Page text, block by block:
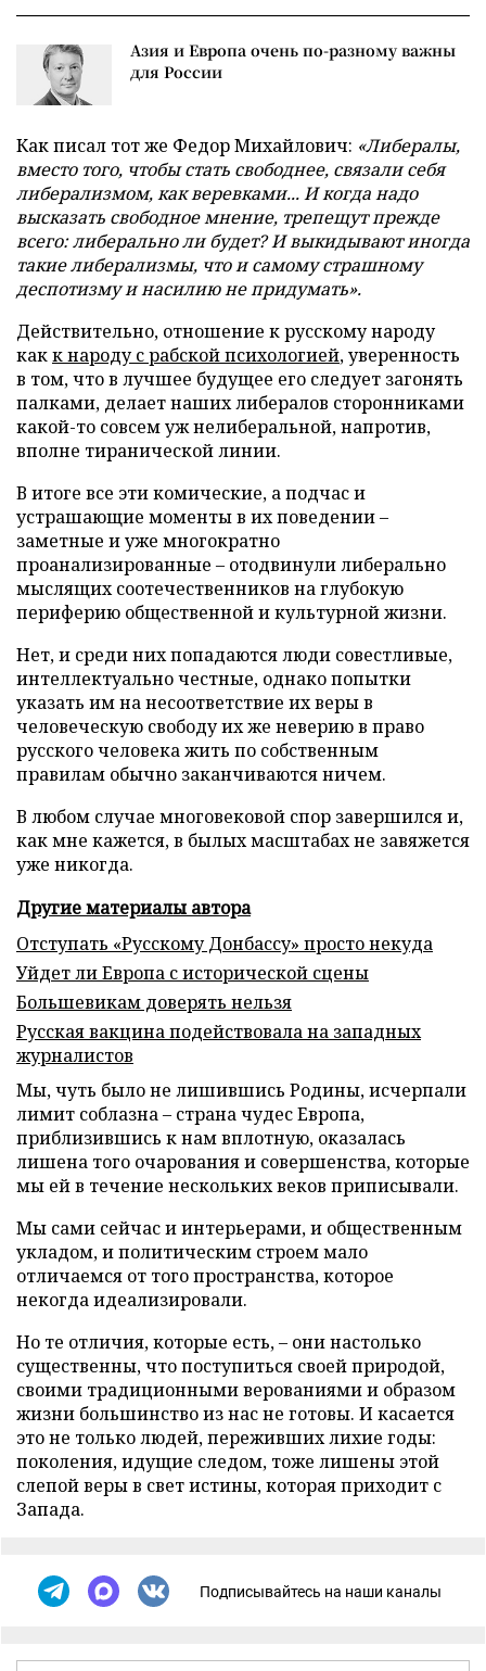
Азия и Европа очень по-разному важны
для России
Как писал тот же Федор Михайлович: «Либералы,
вместо того, чтобы стать свободнее, связали себя
либерализмом, как веревками... И когда надо
высказать свободное мнение, трепещут прежде
всего: либерально ли будет? И выкидывают иногда
такие либерализмы, что и самому страшному
деспотизму и насилию не придумать».
Действительно, отношение к русскому народу
какк народу с рабской психологией, уверенность
в том, что в лучшее будущее его следует загонять
палками, делает наших либералов сторонниками
какой-то совсем уж нелиберальной, напротив,
вполне тиранической линии.
В итоге все эти комические, а подчас и
устрашающие моменты в их поведении –
заметные и уже многократно
проанализированные – отодвинули либерально
мыслящих соотечественников на глубокую
периферию общественной и культурной жизни.
Нет, и среди них попадаются люди совестливые,
интеллектуально честные, однако попытки
указать им на несоответствие их веры в
человеческую свободу их же неверию в право
русского человека жить по собственным
правилам обычно заканчиваются ничем.
В любом случае многовековой спор завершился и,
как мне кажется, в былых масштабах не завяжется
уже никогда.
Другие материалы автора
Отступать «Русскому Донбассу» просто некуда
Уйдет ли Европа с исторической сцены
Большевикам доверять нельзя
Русская вакцина подействовала на западных
журналистов
Мы, чуть было не лишившись Родины, исчерпали
лимит соблазна – страна чудес Европа,
приблизившись к нам вплотную, оказалась
лишена того очарования и совершенства, которые
мы ей в течение нескольких веков приписывали.
Мы сами сейчас и интерьерами, и общественным
укладом, и политическим строем мало
отличаемся от того пространства, которое
некогда идеализировали.
Но те отличия, которые есть, – они настолько
существенны, что поступиться своей природой,
своими традиционными верованиями и образом
жизни большинство из нас не готовы. И касается
это не только людей, переживших лихие годы:
поколения, идущие следом, тоже лишены этой
слепой веры в свет истины, которая приходит с
Запада.
Подписывайтесь на наши каналы